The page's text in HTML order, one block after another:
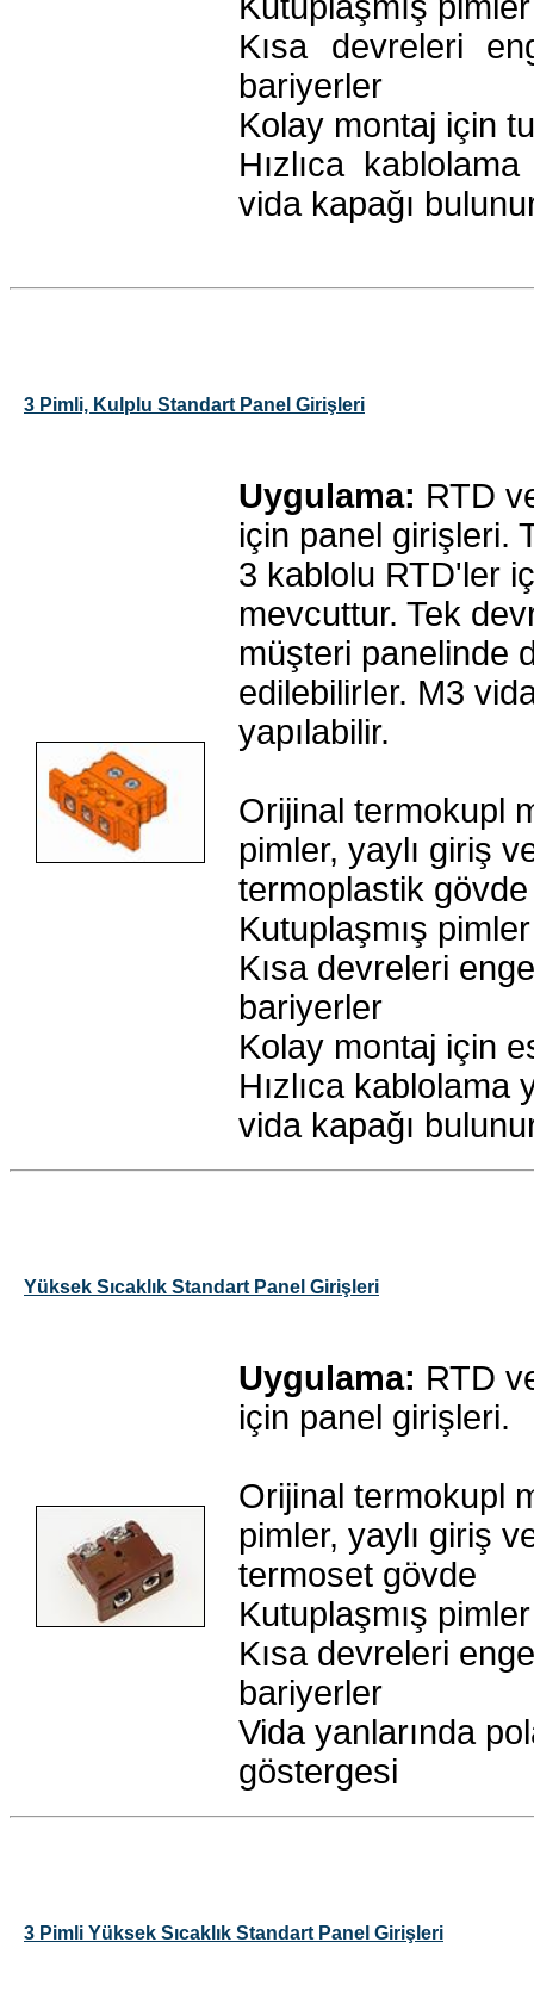
Kısa devreleri
bariyerler
Kolay montaj için
Hızlıca
vida kapağı
3 Pimli, Kulplu Standart Panel Girişleri
Uygulama: RTD
için panel girişleri.
3 kablolu RTD'ler
mevcuttur. Tek
müşteri panelinde
edilebilirler. M3
yapılabilir.
Orijinal termokupl
pimler, yaylı giriş
termoplastik gövde
Kutuplaşmış pimler
Kısa devreleri
bariyerler
Kolay montaj için
Hızlıca
vida kapağı
Yüksek Sıcaklık Standart Panel Girişleri
Uygulama: RTD
için panel girişleri.
Orijinal termokupl
pimler, yaylı giriş
termoset gövde
Kutuplaşmış pimler
Kısa devreleri
bariyerler
Vida yanlarında
göstergesi
3 Pimli Yüksek Sıcaklık Standart Panel Girişleri